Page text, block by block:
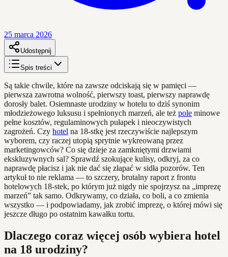
25 marca 2026
Udostępnij
Spis treści
Są takie chwile, które na zawsze odciskają się w pamięci —
pierwsza zawrotna wolność, pierwszy toast, pierwszy naprawdę
dorosły balet. Osiemnaste urodziny w hotelu to dziś synonim
młodzieżowego luksusu i spełnionych marzeń, ale też pole minowe
pełne kosztów, regulaminowych pułapek i nieoczywistych
zagrożeń. Czy hotel na 18-stkę jest rzeczywiście najlepszym
wyborem, czy raczej utopią sprytnie wykreowaną przez
marketingowców? Co się dzieje za zamkniętymi drzwiami
ekskluzywnych sal? Sprawdź szokujące kulisy, odkryj, za co
naprawdę płacisz i jak nie dać się złapać w sidła pozorów. Ten
artykuł to nie reklama — to szczery, brutalny raport z frontu
hotelowych 18-stek, po którym już nigdy nie spojrzysz na „imprezę
marzeń” tak samo. Odkrywamy, co działa, co boli, a co zmienia
wszystko — i podpowiadamy, jak zrobić imprezę, o której mówi się
jeszcze długo po ostatnim kawałku tortu.
Dlaczego coraz więcej osób wybiera hotel
na 18 urodziny?